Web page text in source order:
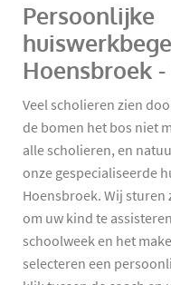
Persoonlijke
Hoensbroek
Veel scholieren zien
de bomen het bos niet
alle scholieren, en
onze gespecialiseerde
Hoensbroek. Wij sturen
om uw kind te
schoolweek en het
selecteren een